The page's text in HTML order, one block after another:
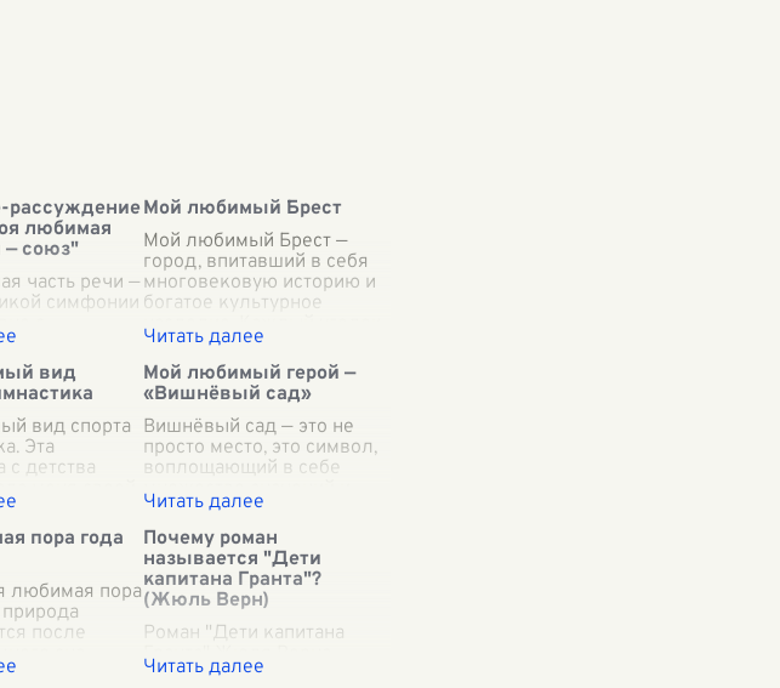
рассуждение
любимая
— союз"
часть речи —
симфонии
с
и
глаголами
— эти
Мой любимый Брест
Мой любимый Брест —
город, впитавший в себя
многовековую историю и
богатое культурное
наследие. Каждый уголок
этого места хранит в себе
незабываемые
воспоминания,
заставляющие внов
вид
вид спорта
Эта
с детства
меня своей
красотой и
в
хор...
Мой любимый герой —
«Вишнёвый сад»
Вишнёвый сад — это не
просто место, это символ,
воплощающий в себе
множество значений и
эмоций. Оживающий под
первыми лучами
весеннего солнца, он
расцветает
всеобъемлющей
белоснежн...
пора года
любимая пора
после
сна.
Почему роман
называется "Дети
капитана Гранта"?
(Жюль Верн)
Роман "Дети капитана
Гранта" Жюля Верна
получил свое название